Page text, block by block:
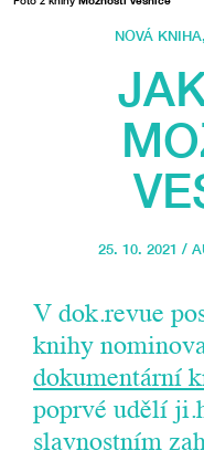
NOVÁ KNIHA,
25. 10. 2021 /
V dok.revue
knihy
dokumentární
poprvé udělí
slavnostním